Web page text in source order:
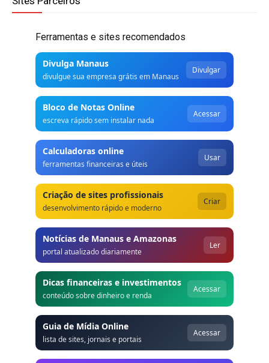
Ferramentas e sites recomendados
Divulga Manaus
divulgue sua empresa grátis em Manaus
Divulgar
Bloco de Notas Online
escreva rápido sem instalar nada
Acessar
Calculadoras online
ferramentas financeiras e úteis
Usar
Criação de sites profissionais
desenvolvimento rápido e moderno
Criar
Notícias de Manaus e Amazonas
portal atualizado diariamente
Ler
Dicas financeiras e investimentos
conteúdo sobre dinheiro e renda
Acessar
Guia de Mídia Online
lista de sites, jornais e portais
Acessar